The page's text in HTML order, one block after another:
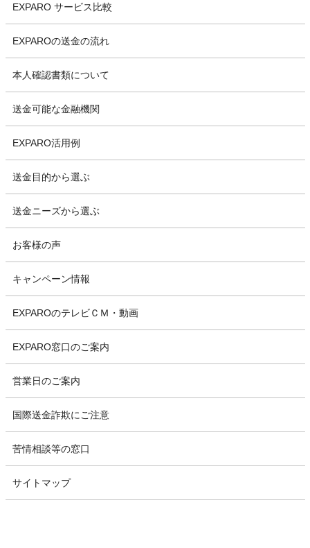
EXPARO サービス比較
EXPAROの送金の流れ
本人確認書類について
送金可能な金融機関
EXPARO活用例
送金目的から選ぶ
送金ニーズから選ぶ
お客様の声
キャンペーン情報
EXPAROのテレビＣＭ・動画
EXPARO窓口のご案内
営業日のご案内
国際送金詐欺にご注意
苦情相談等の窓口
サイトマップ